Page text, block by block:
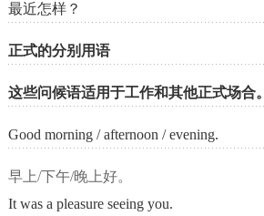
最近怎样？
正式的分别用语
这些问候语适用于工作和其他正式场合。
Good morning / afternoon / evening.
早上/下午/晚上好。
It was a pleasure seeing you.